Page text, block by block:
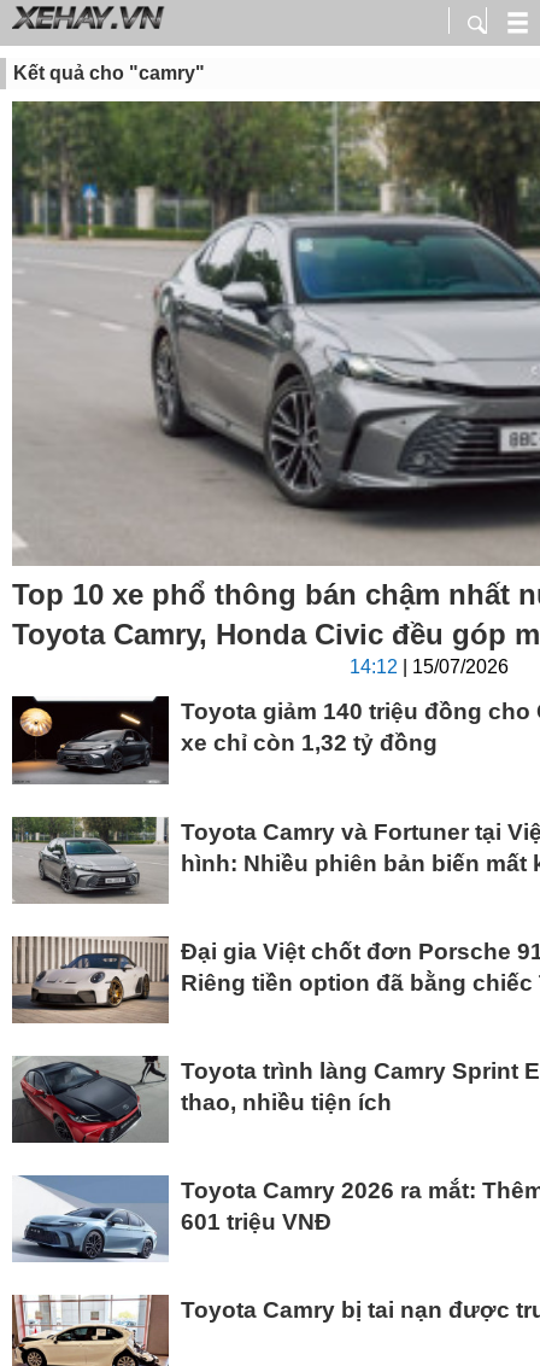
Kết quả cho "camry"
Top 10 xe phổ thông bán chậm nhất
Toyota Camry, Honda Civic đều góp
14:12 | 15/07/2026
Toyota giảm 140 triệu đồng cho
xe chỉ còn 1,32 tỷ đồng
Toyota Camry và Fortuner tại
hình: Nhiều phiên bản biến
Đại gia Việt chốt đơn Porsche
Riêng tiền option đã bằng chiếc
Toyota trình làng Camry Sprint
thao, nhiều tiện ích
Toyota Camry 2026 ra mắt:
601 triệu VNĐ
Toyota Camry bị tai nạn được